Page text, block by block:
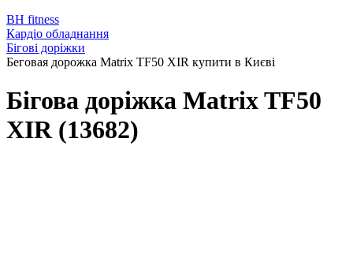
BH fitness
Кардіо обладнання
Бігові доріжки
Беговая дорожка Matrix TF50 XIR купити в Києві
Бігова доріжка Matrix TF50
XIR (13682)